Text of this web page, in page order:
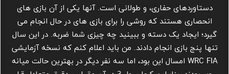
دستاوردهای حفاری، و طولانی است. آنها یکی از آن بازی های
انحصاری هستند که روشی را برای بازی های در حال انجام می
گیرد؛ ایجاد یک دسته و ببینید چه چیزی شما ضربه. در این سال
تنها پنج بازی انجام دادند. من باید اعلام کنم که نسخه آزمایشی
WRC FIA امسال این بود، اما سه نفر دیگر در بهترین حالت میانه